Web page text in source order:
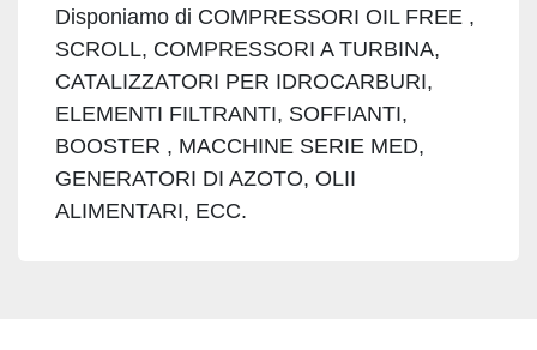
Disponiamo di COMPRESSORI OIL FREE ,
SCROLL, COMPRESSORI A TURBINA,
CATALIZZATORI PER IDROCARBURI,
ELEMENTI FILTRANTI, SOFFIANTI,
BOOSTER , MACCHINE SERIE MED,
GENERATORI DI AZOTO, OLII
ALIMENTARI, ECC.